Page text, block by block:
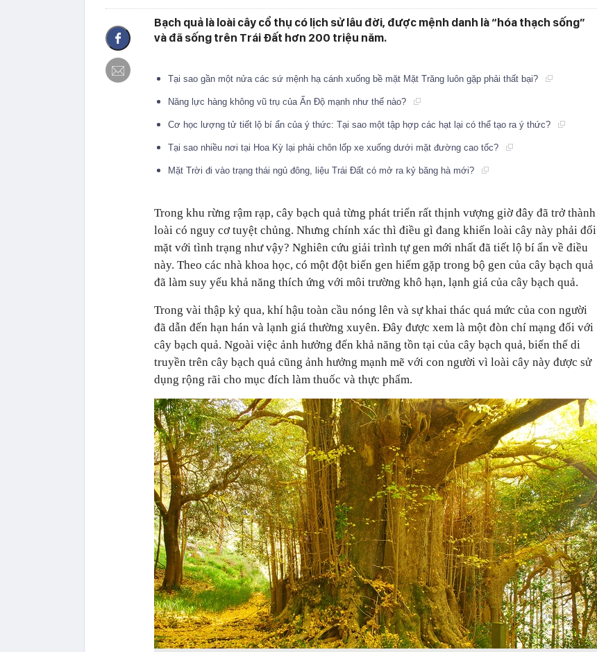
Bạch quả là loài cây cổ thụ có lịch sử lâu đời, được mệnh danh là “hóa thạch sống”
và đã sống trên Trái Đất hơn 200 triệu năm.
Tại sao gần một nửa các sứ mệnh hạ cánh xuống bề mặt Mặt Trăng luôn gặp phải thất bại?
Năng lực hàng không vũ trụ của Ấn Độ mạnh như thế nào?
Cơ học lượng tử tiết lộ bí ẩn của ý thức: Tại sao một tập hợp các hạt lại có thể tạo ra ý thức?
Tại sao nhiều nơi tại Hoa Kỳ lại phải chôn lốp xe xuống dưới mặt đường cao tốc?
Mặt Trời đi vào trạng thái ngủ đông, liệu Trái Đất có mở ra kỷ băng hà mới?
Trong khu rừng rậm rạp, cây bạch quả từng phát triển rất thịnh vượng giờ đây đã trở thành
loài có nguy cơ tuyệt chủng. Nhưng chính xác thì điều gì đang khiến loài cây này phải đối
mặt với tình trạng như vậy? Nghiên cứu giải trình tự gen mới nhất đã tiết lộ bí ẩn về điều
này. Theo các nhà khoa học, có một đột biến gen hiếm gặp trong bộ gen của cây bạch quả
đã làm suy yếu khả năng thích ứng với môi trường khô hạn, lạnh giá của cây bạch quả.
Trong vài thập kỷ qua, khí hậu toàn cầu nóng lên và sự khai thác quá mức của con người
đã dẫn đến hạn hán và lạnh giá thường xuyên. Đây được xem là một đòn chí mạng đối với
cây bạch quả. Ngoài việc ảnh hưởng đến khả năng tồn tại của cây bạch quả, biến thể di
truyền trên cây bạch quả cũng ảnh hưởng mạnh mẽ với con người vì loài cây này được sử
dụng rộng rãi cho mục đích làm thuốc và thực phẩm.